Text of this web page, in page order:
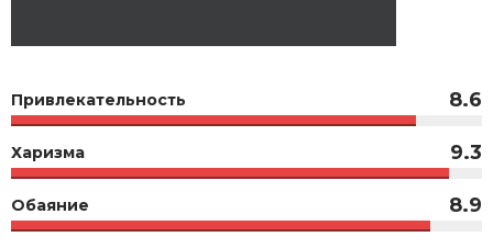
Привлекательность 8.6
Харизма 9.3
Обаяние 8.9